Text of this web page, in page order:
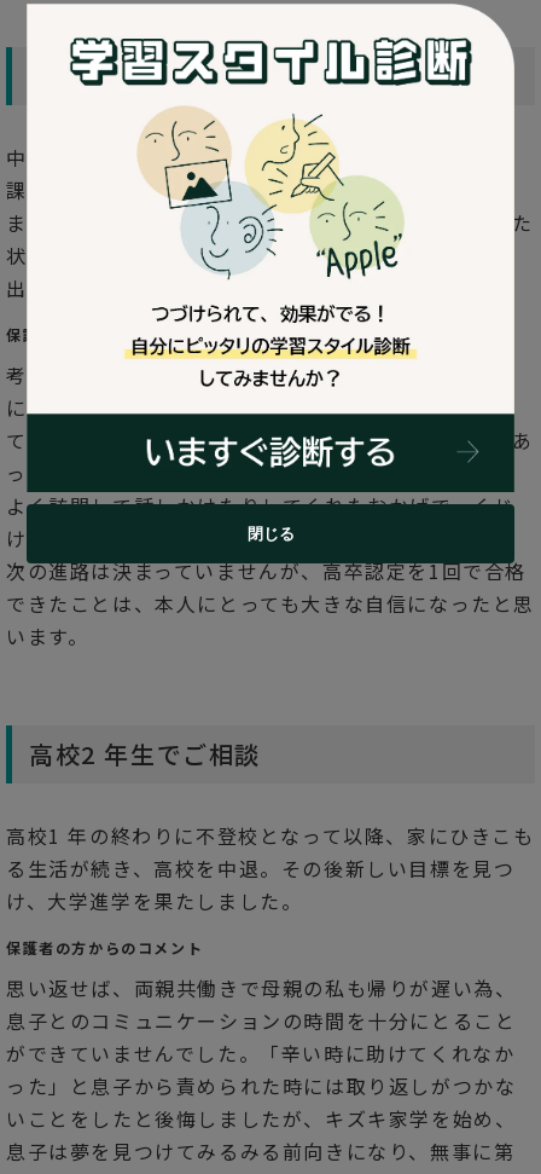
高校休学19歳でご相談
中学時代に不登校となるが通信制高校へ入学。しかし
課題レポートの提出ができず休学。ネットゲームには
まってほとんど外出をしない生活が2 年以上続いていた
状態から、高卒認定に合格し、次の進路に向って動き
出しています。
保護者の方からのコメント
考えられるだけの手を打ち、それでも改善しない状況
に、長いひきこもりから抜け出すことは難しいと考え
ていました。訪問が始まっても、息子の気持ちに波があ
って会えないこともありましたが、そんな時にも根気
よく訪問して話しかけたりしてくれたおかげで、くじ
けそうになっていた家族も勇気づけられました。まだ
次の進路は決まっていませんが、高卒認定を1回で合格
できたことは、本人にとっても大きな自信になったと思
います。
高校2 年生でご相談
高校1 年の終わりに不登校となって以降、家にひきこも
る生活が続き、高校を中退。その後新しい目標を見つ
け、大学進学を果たしました。
保護者の方からのコメント
思い返せば、両親共働きで母親の私も帰りが遅い為、
息子とのコミュニケーションの時間を十分にとること
ができていませんでした。「辛い時に助けてくれなか
った」と息子から責められた時には取り返しがつかな
いことをしたと後悔しましたが、キズキ家学を始め、
息子は夢を見つけてみるみる前向きになり、無事に第
閉じる